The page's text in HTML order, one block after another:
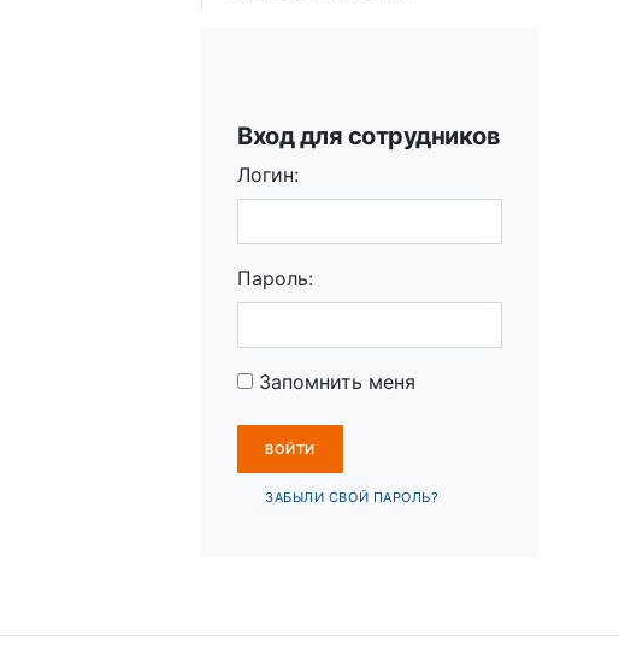
Вход для сотрудников
Логин:
Пароль:
Запомнить меня
ЗАБЫЛИ СВОЙ ПАРОЛЬ?